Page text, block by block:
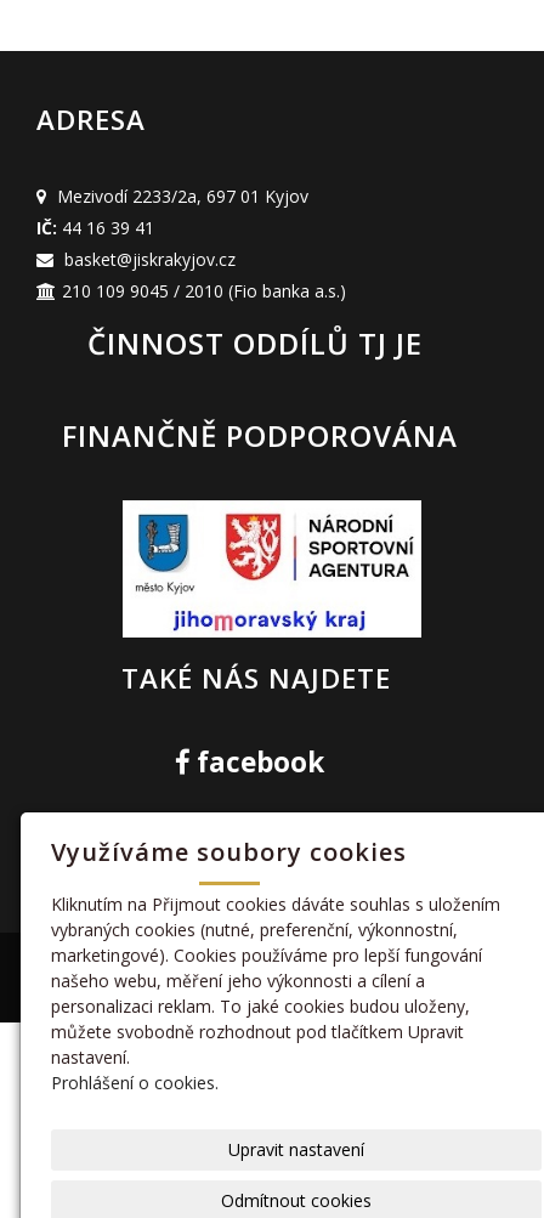
ADRESA
Mezivodí 2233/2a, 697 01 Kyjov
IČ: 44 16 39 41
basket@jiskrakyjov.cz
210 109 9045 / 2010 (Fio banka a.s.)
ČINNOST ODDÍLŮ TJ JE
FINANČNĚ PODPOROVÁNA
TAKÉ NÁS NAJDETE
facebook
kamera
© 2020 Sportovní klub
inPage -webové stránky,doménaawebhostingsnadno.
Využíváme soubory cookies
Kliknutím na Přijmout cookies dáváte souhlas s uložením
vybraných cookies (nutné, preferenční, výkonnostní,
marketingové). Cookies používáme pro lepší fungování
našeho webu, měření jeho výkonnosti a cílení a
personalizaci reklam. To jaké cookies budou uloženy,
můžete svobodně rozhodnout pod tlačítkem Upravit
nastavení.
Prohlášení o cookies.
Upravit nastavení
Odmítnout cookies